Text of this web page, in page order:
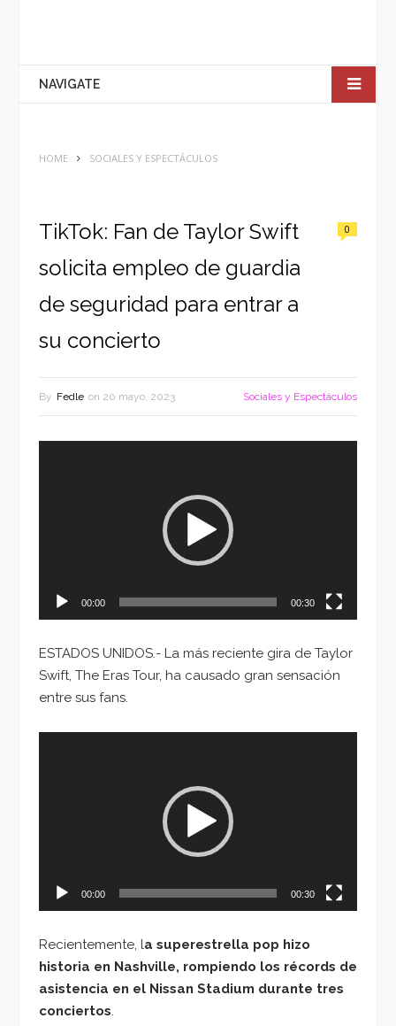
NAVIGATE
HOME SOCIALES Y ESPECTÁCULOS
TikTok: Fan de Taylor Swift
solicita empleo de guardia
de seguridad para entrar a
su concierto
0
By Fedle on 20 mayo, 2023 Sociales y Espectáculos
00:00 00:30
ESTADOS UNIDOS.- La más reciente gira de Taylor
Swift, The Eras Tour, ha causado gran sensación
entre sus fans.
00:00 00:30
Recientemente, la superestrella pop hizo
historia en Nashville, rompiendo los récords de
asistencia en el Nissan Stadium durante tres
conciertos.